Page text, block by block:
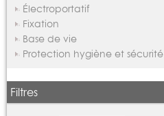
Électroportatif
Fixation
Base de vie
Protection hygiène et sécurité
Filtres